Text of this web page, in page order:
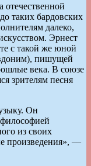
отечественной
таких бардовских
далеко,
Эрнест
с такой же юной
пишущей
века. В союзе
зрителям песня
Он
философией
из своих
произведения», ––